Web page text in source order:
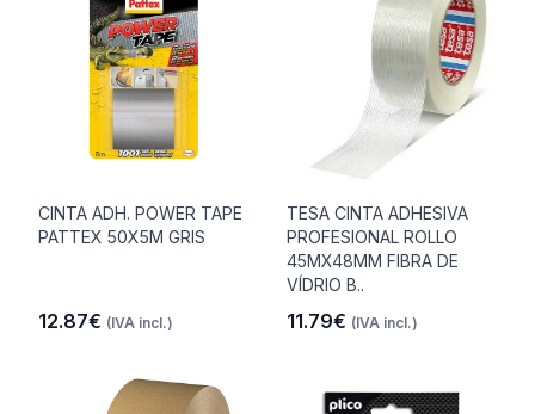
CINTA ADH. POWER TAPE
PATTEX 50X5M GRIS
12.87€ (IVA incl.)
TESA CINTA ADHESIVA
PROFESIONAL ROLLO
45MX48MM FIBRA DE
VÍDRIO B..
11.79€ (IVA incl.)